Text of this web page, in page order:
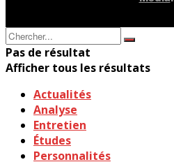
Pas de résultat
Afficher tous les résultats
Actualités
Analyse
Entretien
Études
Personnalités